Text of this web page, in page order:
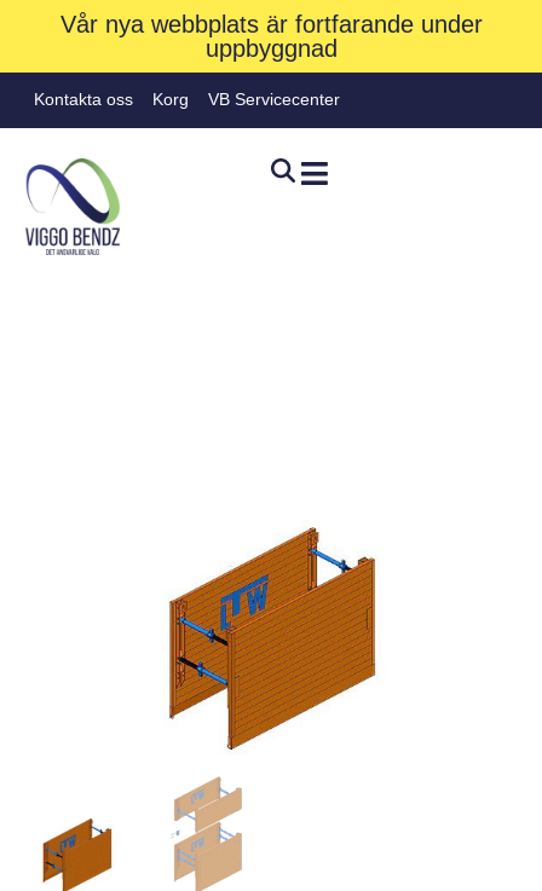
Vår nya webbplats är fortfarande under
uppbyggnad
Kontakta oss Korg VB Servicecenter